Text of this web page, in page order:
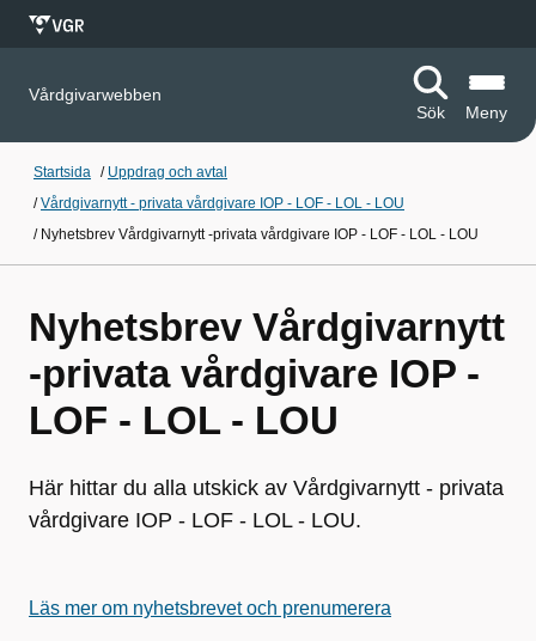
Vårdgivarwebben
Sök
Meny
Startsida / Uppdrag och avtal
/Vårdgivarnytt - privata vårdgivare IOP - LOF - LOL - LOU
/ Nyhetsbrev Vårdgivarnytt -privata vårdgivare IOP - LOF - LOL - LOU
Nyhetsbrev Vårdgivarnytt
-privata vårdgivare IOP -
LOF - LOL - LOU
Här hittar du alla utskick av Vårdgivarnytt - privata
vårdgivare IOP - LOF - LOL - LOU.
Läs mer om nyhetsbrevet och prenumerera